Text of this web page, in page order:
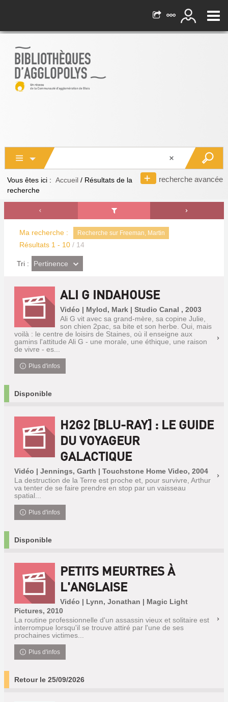
recherche avancée
Vous êtes ici : Accueil / Résultats de la
recherche
Ma recherche : Recherche sur Freeman, Martin
Résultats 1 - 10 / 14
Tri : (Effet
imédiat)
Pertinence
ALI G INDAHOUSE
Vidéo | Mylod, Mark | Studio Canal , 2003
Ali G vit avec sa grand-mère, sa copine Julie,
son chien 2pac, sa bite et son herbe. Oui, mais
voilà : le centre de loisirs de Staines, où il enseigne aux
gamins l'attitude Ali G - une morale, une éthique, une raison
de vivre - es...
Plus d'infos
Disponible
H2G2 [BLU-RAY] : LE GUIDE
DU VOYAGEUR
GALACTIQUE
Vidéo | Jennings, Garth | Touchstone Home Video, 2004
La destruction de la Terre est proche et, pour survivre, Arthur
va tenter de se faire prendre en stop par un vaisseau
spatial...
Plus d'infos
Disponible
PETITS MEURTRES À
L'ANGLAISE
Vidéo | Lynn, Jonathan | Magic Light
Pictures, 2010
La routine professionnelle d'un assassin vieux et solitaire est
interrompue lorsqu'il se trouve attiré par l'une de ses
prochaines victimes...
Plus d'infos
Retour le 25/09/2026